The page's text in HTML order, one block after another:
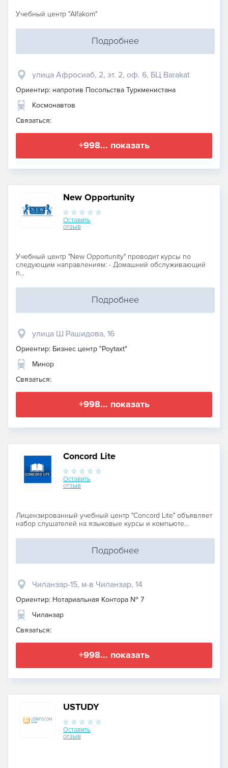
Учебный центр "Alfakom"
Подробнее
улица Афросиаб, 2, эт. 2, оф. 6, БЦ Barakat
Ориентир: напротив Посольства Туркменистана
Космонавтов
Связаться:
+998... показать
New Opportunity
Оставить
отзыв
Учебный центр "New Opportunity" проводит курсы по
следующим направлениям: - Домашний обслуживающий
п...
Подробнее
улица Ш Рашидова, 16
Ориентир: Бизнес центр "Poytaxt"
Минор
Связаться:
+998... показать
Concord Lite
Оставить
отзыв
Лицензированный учебный центр "Concord Lite" объявляет
набор слушателей на языковые курсы и компьюте...
Подробнее
Чиланзар-15, м-в Чиланзар, 14
Ориентир: Нотариальная Контора № 7
Чиланзар
Связаться:
+998... показать
USTUDY
Оставить
отзыв